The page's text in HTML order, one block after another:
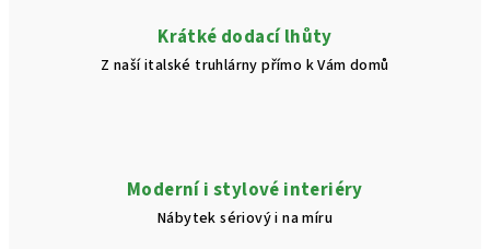
s
u
Krátké dodací lhůty
Z naší italské truhlárny přímo k Vám domů
Moderní i stylové interiéry
Nábytek sériový i na míru